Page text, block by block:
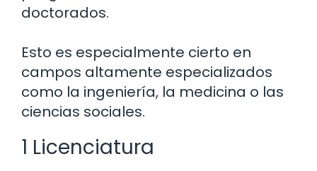
doctorados.
Esto es especialmente cierto en
campos altamente especializados
como la ingeniería, la medicina o las
ciencias sociales.
1 Licenciatura